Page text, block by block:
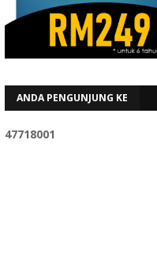
ANDA PENGUNJUNG KE
47718001